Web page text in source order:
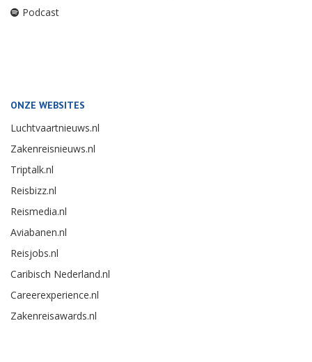
Podcast
ONZE WEBSITES
Luchtvaartnieuws.nl
Zakenreisnieuws.nl
Triptalk.nl
Reisbizz.nl
Reismedia.nl
Aviabanen.nl
Reisjobs.nl
Caribisch Nederland.nl
Careerexperience.nl
Zakenreisawards.nl